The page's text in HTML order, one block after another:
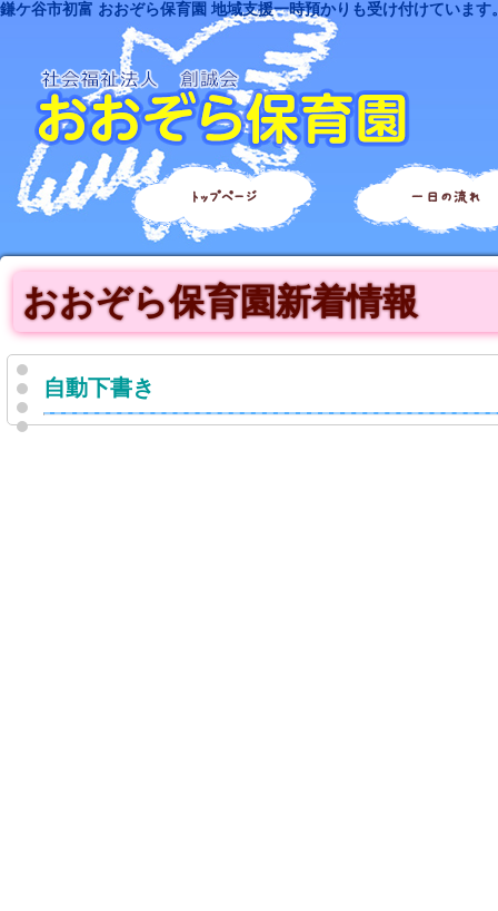
鎌ケ谷市初富 おおぞら保育園 地域支援一時預かりも受け付けています
トップページ 一日の流れ
おおぞら保育園新着情報
自動下書き